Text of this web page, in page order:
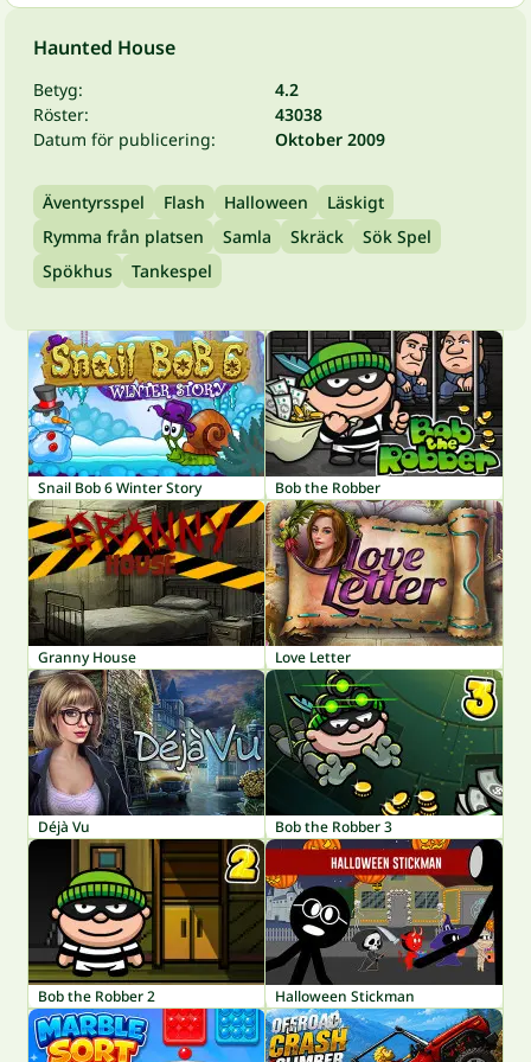
Haunted House
Betyg:
4.2
Röster:
43038
Datum för publicering:
Oktober 2009
Äventyrsspel Flash Halloween
Läskigt
Rymma från platsen
Samla Skräck
Sök Spel
Spökhus
Tankespel
Snail Bob 6 Winter Story Bob the Robber
Granny House Love Letter
Déjà Vu Bob the Robber 3
Bob the Robber 2 Halloween Stickman